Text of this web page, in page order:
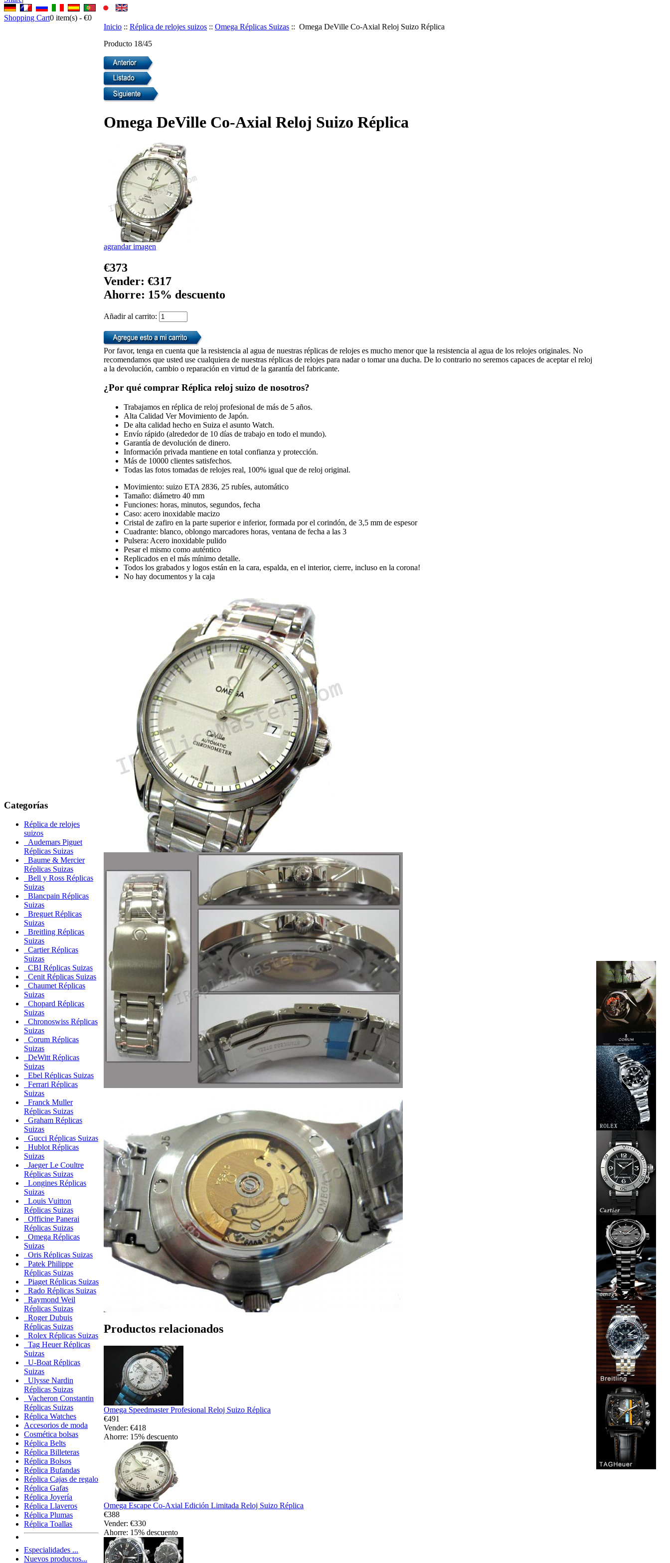
Shopping Cart0 item(s) - €0
Categorías
Réplica de relojes
suizos
Audemars Piguet
Réplicas Suizas
Baume & Mercier
Réplicas Suizas
Bell y Ross Réplicas
Suizas
Blancpain Réplicas
Suizas
Breguet Réplicas
Suizas
Breitling Réplicas
Suizas
Cartier Réplicas
Suizas
CBI Réplicas Suizas
Cenit Réplicas Suizas
Chaumet Réplicas
Suizas
Chopard Réplicas
Suizas
Chronoswiss Réplicas
Suizas
Corum Réplicas
Suizas
DeWitt Réplicas
Suizas
Ebel Réplicas Suizas
Ferrari Réplicas
Suizas
Franck Muller
Réplicas Suizas
Graham Réplicas
Suizas
Gucci Réplicas Suizas
Hublot Réplicas
Suizas
Jaeger Le Coultre
Réplicas Suizas
Longines Réplicas
Suizas
Louis Vuitton
Réplicas Suizas
Officine Panerai
Réplicas Suizas
Omega Réplicas
Suizas
Oris Réplicas Suizas
Patek Philippe
Réplicas Suizas
Piaget Réplicas Suizas
Rado Réplicas Suizas
Raymond Weil
Réplicas Suizas
Roger Dubuis
Réplicas Suizas
Rolex Réplicas Suizas
Tag Heuer Réplicas
Suizas
U-Boat Réplicas
Suizas
Ulysse Nardin
Réplicas Suizas
Vacheron Constantin
Réplicas Suizas
Réplica Watches
Accesorios de moda
Cosmética bolsas
Réplica Belts
Réplica Billeteras
Réplica Bolsos
Réplica Bufandas
Réplica Cajas de regalo
Réplica Gafas
Réplica Joyería
Réplica Llaveros
Réplica Plumas
Réplica Toallas
Especialidades ...
Nuevos productos...
Inicio :: Réplica de relojes suizos :: Omega Réplicas Suizas :: Omega DeVille Co-Axial Reloj Suizo Réplica
Producto 18/45
Omega DeVille Co-Axial Reloj Suizo Réplica
agrandar imagen
€373
Vender: €317
Ahorre: 15% descuento
Añadir al carrito:
Por favor, tenga en cuenta que la resistencia al agua de nuestras réplicas de relojes es mucho menor que la resistencia al agua de los relojes originales. No
recomendamos que usted use cualquiera de nuestras réplicas de relojes para nadar o tomar una ducha. De lo contrario no seremos capaces de aceptar el reloj
a la devolución, cambio o reparación en virtud de la garantía del fabricante.
¿Por qué comprar Réplica reloj suizo de nosotros?
Trabajamos en réplica de reloj profesional de más de 5 años.
Alta Calidad Ver Movimiento de Japón.
De alta calidad hecho en Suiza el asunto Watch.
Envío rápido (alrededor de 10 días de trabajo en todo el mundo).
Garantía de devolución de dinero.
Información privada mantiene en total confianza y protección.
Más de 10000 clientes satisfechos.
Todas las fotos tomadas de relojes real, 100% igual que de reloj original.
Movimiento: suizo ETA 2836, 25 rubíes, automático
Tamaño: diámetro 40 mm
Funciones: horas, minutos, segundos, fecha
Caso: acero inoxidable macizo
Cristal de zafiro en la parte superior e inferior, formada por el corindón, de 3,5 mm de espesor
Cuadrante: blanco, oblongo marcadores horas, ventana de fecha a las 3
Pulsera: Acero inoxidable pulido
Pesar el mismo como auténtico
Replicados en el más mínimo detalle.
Todos los grabados y logos están en la cara, espalda, en el interior, cierre, incluso en la corona!
No hay documentos y la caja
Productos relacionados
Omega Speedmaster Profesional Reloj Suizo Réplica
€491
Vender: €418
Ahorre: 15% descuento
Omega Escape Co-Axial Edición Limitada Reloj Suizo Réplica
€388
Vender: €330
Ahorre: 15% descuento